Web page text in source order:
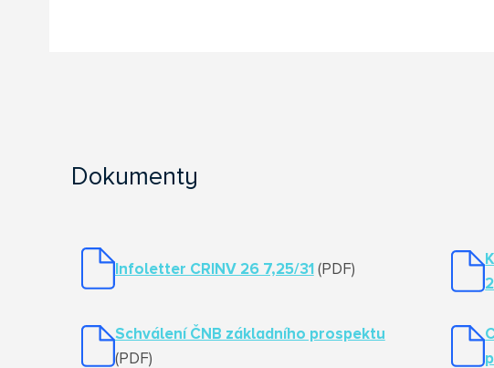
Dokumenty
Infoletter CRINV 26 7,25/31 (PDF)
Schválení ČNB základního prospektu
(PDF)